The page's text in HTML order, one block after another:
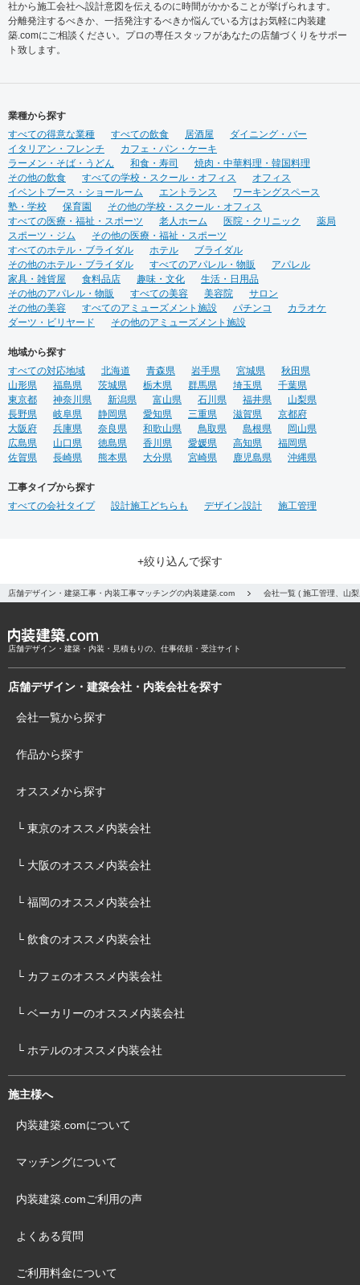
社から施工会社へ設計意図を伝えるのに時間がかかることが挙げられます。
分離発注するべきか、一括発注するべきか悩んでいる方はお気軽に内装建
築.comにご相談ください。プロの専任スタッフがあなたの店舗づくりをサポー
ト致します。
業種から探す
すべての得意な業種
すべての飲食 居酒屋
ダイニング・バー
イタリアン・フレンチ
カフェ・パン・ケーキ
ラーメン・そば・うどん
和食・寿司
焼肉・中華料理・韓国料理
その他の飲食
すべての学校・スクール・オフィス
オフィス
イベントブース・ショールーム
エントランス
ワーキングスペース
塾・学校
保育園
その他の学校・スクール・オフィス
すべての医療・福祉・スポーツ
老人ホーム 医院・クリニック
薬局
スポーツ・ジム
その他の医療・福祉・スポーツ
すべてのホテル・ブライダル
ホテル
ブライダル
その他のホテル・ブライダル
すべてのアパレル・物販
アパレル
家具・雑貨屋
食料品店 趣味・文化
生活・日用品
その他のアパレル・物販
すべての美容 美容院
サロン
その他の美容
すべてのアミューズメント施設 パチンコ
カラオケ
ダーツ・ビリヤード
その他のアミューズメント施設
地域から探す
すべての対応地域
北海道 青森県 岩手県 宮城県
秋田県
山形県
福島県 茨城県 栃木県 群馬県 埼玉県
千葉県
東京都
神奈川県 新潟県 富山県 石川県 福井県
山梨県
長野県
岐阜県 静岡県 愛知県 三重県 滋賀県
京都府
大阪府
兵庫県 奈良県 和歌山県 鳥取県 島根県
岡山県
広島県
山口県 徳島県 香川県 愛媛県 高知県
福岡県
佐賀県
長崎県 熊本県 大分県 宮崎県 鹿児島県 沖縄県
工事タイプから探す
すべての会社タイプ
設計施工どちらも デザイン設計 施工管理
+絞り込んで探す
店舗デザイン・建築工事・内装工事マッチングの内装建築.com 会社一覧 ( 施工管理、山
店舗デザイン・建築・内装・見積もりの、仕事依頼・受注サイト
店舗デザイン・建築会社・内装会社を探す
会社一覧から探す
作品から探す
オススメから探す
└ 東京のオススメ内装会社
└ 大阪のオススメ内装会社
└ 福岡のオススメ内装会社
└ 飲食のオススメ内装会社
└ カフェのオススメ内装会社
└ ベーカリーのオススメ内装会社
└ ホテルのオススメ内装会社
施主様へ
内装建築.comについて
マッチングについて
内装建築.comご利用の声
よくある質問
ご利用料金について